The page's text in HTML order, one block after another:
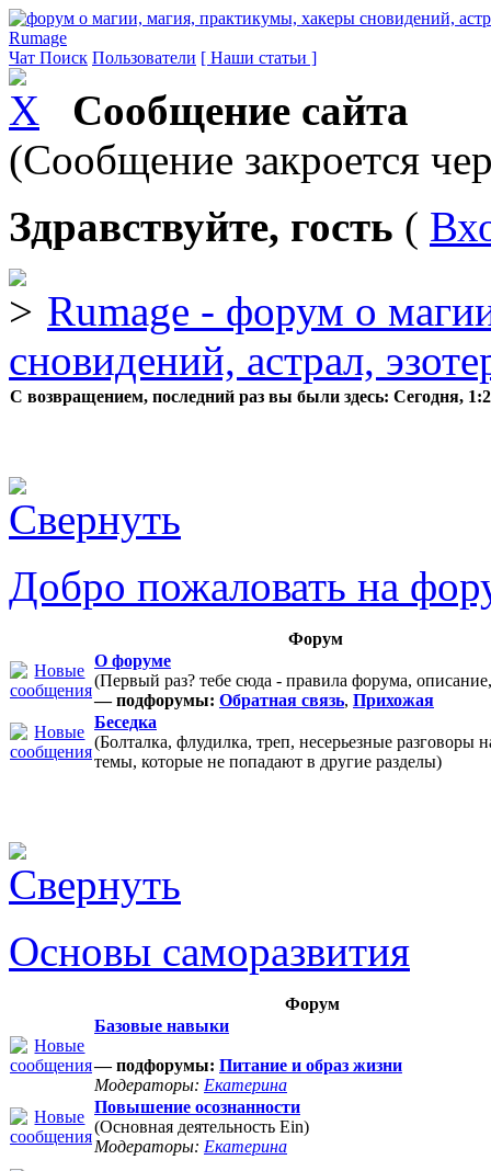
Rumage
Чат Поиск Пользователи [ Наши статьи ]
Сообщение сайта
(Сообщение закроется
Здравствуйте, гость (
Rumage - форум о
сновидений, астрал,
С возвращением, последний раз вы были здесь: Сегодня,
Добро пожаловать на
Форум
О форуме
(Первый раз? тебе сюда - правила форума,
— подфорумы: Обратная связь, Прихожая
Беседка
(Болталка, флудилка, треп, несерьезные разговоры
темы, которые не попадают в другие разделы)
Основы саморазвития
Форум
Базовые навыки
— подфорумы: Питание и образ жизни
Модераторы: Екатерина
Повышение осознанности
(Основная деятельность Ein)
Модераторы: Екатерина